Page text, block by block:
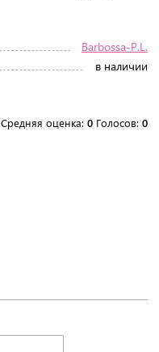
Barbossa-P.L.
в наличии
Средняя оценка: 0 Голосов: 0